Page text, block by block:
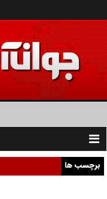
Toggle
navigation
برچسب ها